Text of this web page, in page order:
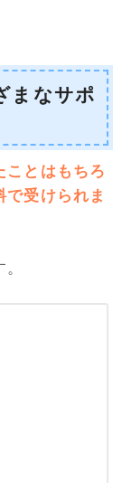
まなサポ
ことはもちろ
で受けられま